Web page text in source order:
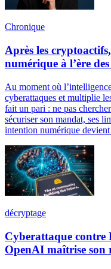
Chronique
Après les
numérique à l’ère
Au moment où
cyberattaques et multiplie
fait un pari : ne pas
sécuriser son mandat, ses
intention numérique devient
décryptage
Cyberattaque contre
OpenAI maîtrise son